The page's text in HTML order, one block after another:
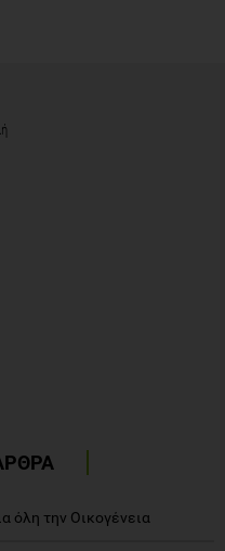
όλη την Οικογένεια